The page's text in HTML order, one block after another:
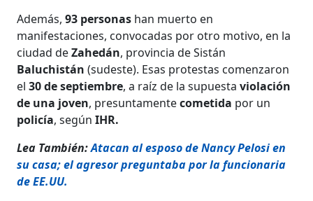
Además,93 personas han muerto en
manifestaciones, convocadas por otro motivo, en la
ciudad deZahedán, provincia de Sistán
Baluchistán (sudeste). Esas protestas comenzaron
el30 de septiembre, a raíz de la supuestaviolación
de una joven, presuntamentecometida por un
policía, segúnIHR.
Lea También:Atacan al esposo de Nancy Pelosi en
su casa; el agresor preguntaba por la funcionaria
de EE.UU.